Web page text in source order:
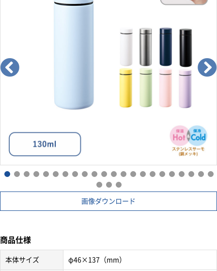
カラーボディにも印刷が可能なので、さまざまな案件やデザイ
画像ダウンロード
商品仕様
本体サイズ φ46×137（mm）